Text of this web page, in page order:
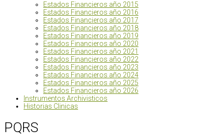
Estados Financieros año 2015
Estados Financieros año 2016
Estados Financieros año 2017
Estados Financieros año 2018
Estados Financieros año 2019
Estados Financieros año 2020
Estados Financieros año 2021
Estados Financieros año 2022
Estados Financieros año 2023
Estados Financieros año 2024
Estados Financieros año 2025
Estados Financieros año 2026
Instrumentos Archivisticos
Historias Clinicas
PQRS